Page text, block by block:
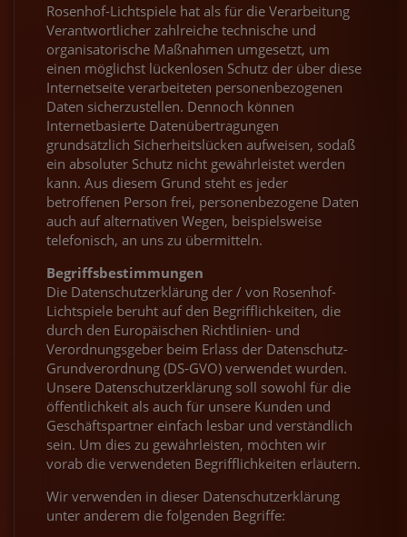
Rosenhof-Lichtspiele hat als für die Verarbeitung
Verantwortlicher zahlreiche technische und
organisatorische Maßnahmen umgesetzt, um
einen möglichst lückenlosen Schutz der über diese
Internetseite verarbeiteten personenbezogenen
Daten sicherzustellen. Dennoch können
Internetbasierte Datenübertragungen
grundsätzlich Sicherheitslücken aufweisen, sodaß
ein absoluter Schutz nicht gewährleistet werden
kann. Aus diesem Grund steht es jeder
betroffenen Person frei, personenbezogene Daten
auch auf alternativen Wegen, beispielsweise
telefonisch, an uns zu übermitteln.
Begriffsbestimmungen
Die Datenschutzerklärung der / von Rosenhof-
Lichtspiele beruht auf den Begrifflichkeiten, die
durch den Europäischen Richtlinien- und
Verordnungsgeber beim Erlass der Datenschutz-
Grundverordnung (DS-GVO) verwendet wurden.
Unsere Datenschutzerklärung soll sowohl für die
öffentlichkeit als auch für unsere Kunden und
Geschäftspartner einfach lesbar und verständlich
sein. Um dies zu gewährleisten, möchten wir
vorab die verwendeten Begrifflichkeiten erläutern.
Wir verwenden in dieser Datenschutzerklärung
unter anderem die folgenden Begriffe: